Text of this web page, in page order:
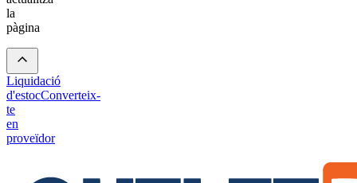
la
pàgina
Liquidació
d'estocConverteix-
te
en
proveïdor